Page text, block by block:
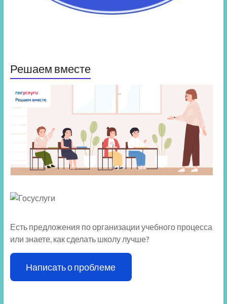
Решаем вместе
Есть предложения по организации учебного процесса
или знаете, как сделать школу лучше?
Написать о проблеме